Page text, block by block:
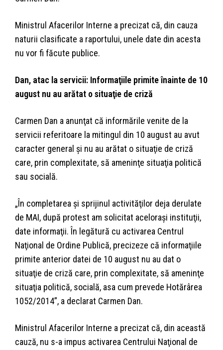
Ministrul Afacerilor Interne a precizat că, din cauza
naturii clasificate a raportului, unele date din acesta
nu vor fi făcute publice.
Dan, atac la servicii: Informaţiile primite înainte de 10
august nu au arătat o situaţie de criză
Carmen Dan a anunţat că informările venite de la
servicii referitoare la mitingul din 10 august au avut
caracter general şi nu au arătat o situaţie de criză
care, prin complexitate, să ameninţe situaţia politică
sau socială.
„În completarea şi sprijinul activităţilor deja derulate
de MAI, după protest am solicitat aceloraşi instituţii,
date informaţii. În legătură cu activarea Centrul
Naţional de Ordine Publică, precizeze că informaţiile
primite anterior datei de 10 august nu au dat o
situaţie de criză care, prin complexitate, să ameninţe
situaţia politică, socială, asa cum prevede Hotărârea
1052/2014”, a declarat Carmen Dan.
Ministrul Afacerilor Interne a precizat că, din această
cauză, nu s-a impus activarea Centrului Naţional de